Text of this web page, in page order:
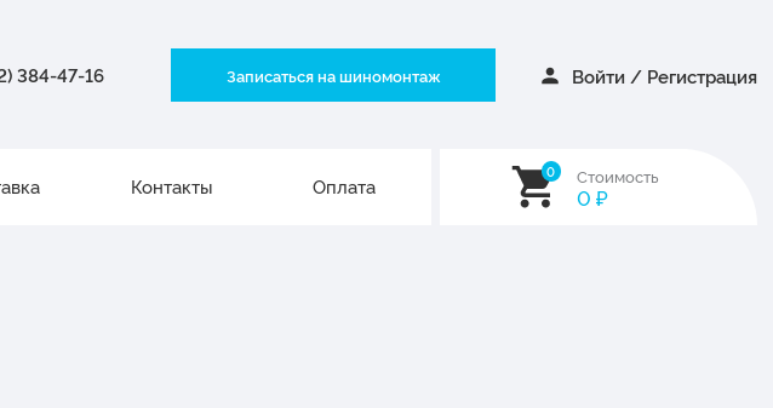
384-47-16 Записаться на шиномонтаж Войти / Регистрация
Контакты Оплата
0 Стоимость
0 ₽